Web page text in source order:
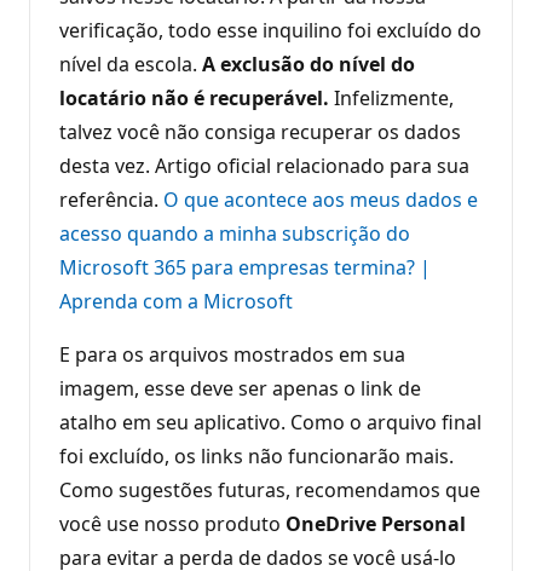
verificação, todo esse inquilino foi excluído do
nível da escola. A exclusão do nível do
locatário não é recuperável. Infelizmente,
talvez você não consiga recuperar os dados
desta vez. Artigo oficial relacionado para sua
referência. O que acontece aos meus dados e
acesso quando a minha subscrição do
Microsoft 365 para empresas termina? |
Aprenda com a Microsoft
E para os arquivos mostrados em sua
imagem, esse deve ser apenas o link de
atalho em seu aplicativo. Como o arquivo final
foi excluído, os links não funcionarão mais.
Como sugestões futuras, recomendamos que
você use nosso produto OneDrive Personal
para evitar a perda de dados se você usá-lo